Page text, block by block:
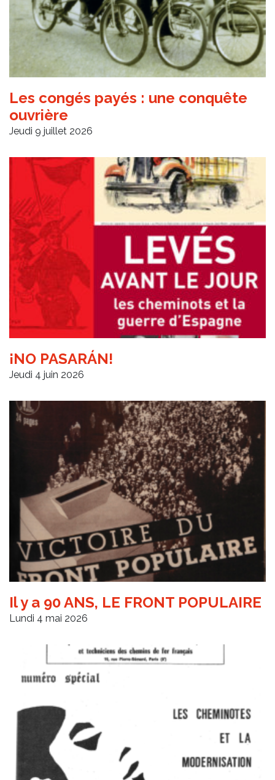
Les congés payés : une conquête
ouvrière
Jeudi 9 juillet 2026
¡NO PASARÁN!
Jeudi 4 juin 2026
Il y a 90 ANS, LE FRONT POPULAIRE
Lundi 4 mai 2026